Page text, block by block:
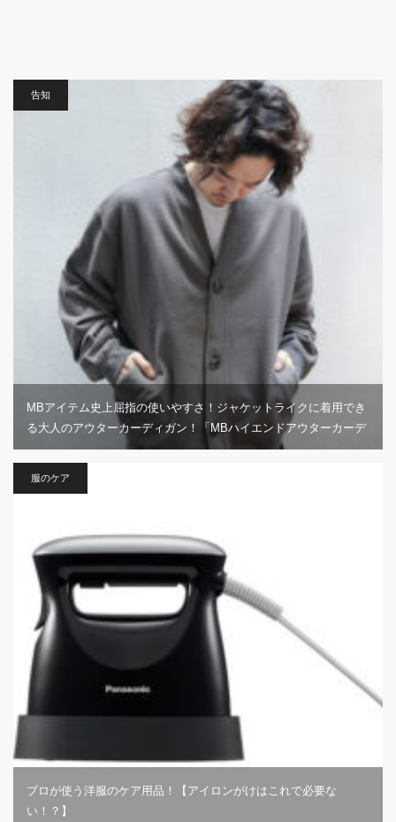
告知
MBアイテム史上屈指の使いやすさ！ジャケットライクに着用でき
る大人のアウターカーディガン！「MBハイエンドアウターカーデ
ィガン」発売！
服のケア
プロが使う洋服のケア用品！【アイロンがけはこれで必要な
い！？】